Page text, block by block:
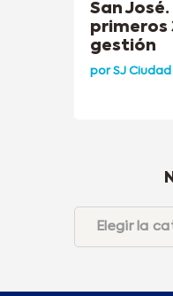
San
primeros
gestión
porSJ Ciudad